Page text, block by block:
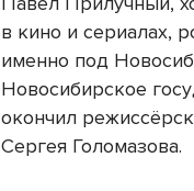
в кино и сериалах,
именно под
Новосибирское
окончил
Сергея Голомазова.